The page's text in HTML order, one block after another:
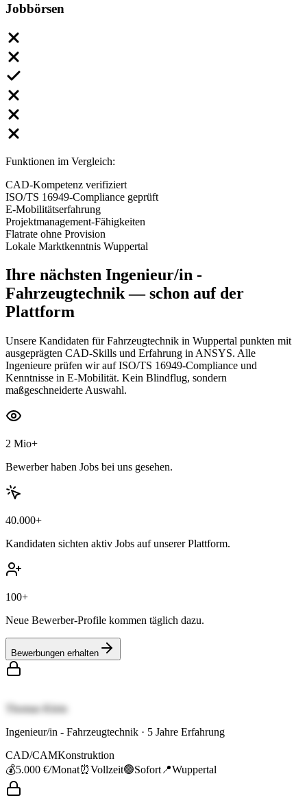
Jobbörsen
Funktionen im Vergleich:
CAD-Kompetenz verifiziert
ISO/TS 16949-Compliance geprüft
E-Mobilitätserfahrung
Projektmanagement-Fähigkeiten
Flatrate ohne Provision
Lokale Marktkenntnis Wuppertal
Ihre nächsten Ingenieur/in -
Fahrzeugtechnik— schon auf der
Plattform
Unsere Kandidaten für Fahrzeugtechnik in Wuppertal punkten mit
ausgeprägten CAD-Skills und Erfahrung in ANSYS. Alle
Ingenieure prüfen wir auf ISO/TS 16949-Compliance und
Kenntnisse in E-Mobilität. Kein Blindflug, sondern
maßgeschneiderte Auswahl.
2 Mio+
Bewerber haben Jobs bei uns gesehen.
40.000+
Kandidaten sichten aktiv Jobs auf unserer Plattform.
100+
Neue Bewerber-Profile kommen täglich dazu.
Bewerbungen erhalten
Thomas Klein
Ingenieur/in - Fahrzeugtechnik · 5 Jahre Erfahrung
CAD/CAMKonstruktion
💰5.000 €/Monat⏰Vollzeit🟢Sofort 📍Wuppertal